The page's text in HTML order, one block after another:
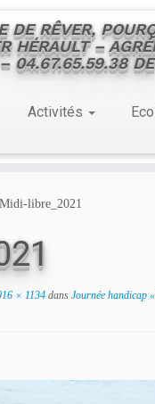
DE RÊVER,
HÉRAULT –
04.67.65.59.38
Activités
Midi-libre_2021
× 1134 dans Journée handicap